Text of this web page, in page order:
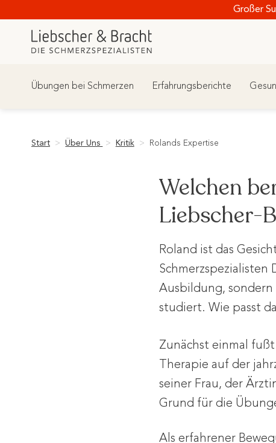
springen
Großer
Übungen bei Schmerzen Erfahrungsberichte
Start > Über Uns > Kritik > Rolands Expertise
Welchen
Liebscher-
Roland ist das
Schmerzspezialisten
Ausbildung,
studiert. Wie passt
Zunächst einmal
Therapie auf der
seiner Frau, der
Grund für die
Als erfahrener